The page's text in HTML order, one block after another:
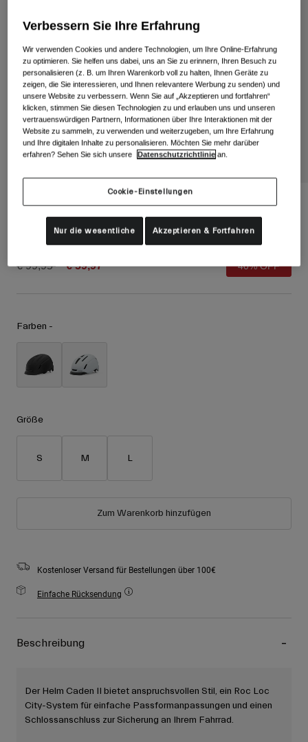
Rennrad Schuhe
Mountainbike Schuhe
Gravel Schuhe
Alle anzeigen
Rennrad Bekleidung
Mountainbike Bekleidung
Handschuhe
Schutzbrillen
Ski
Snowboard
Mit austauschbaren Gläsern
Damen
Kinder
Alle anzeigen
Verwendungszweck
Caden II Helm
34766
Price reduced from
€ 99,95to€ 59,97 40% OFF
Farben -
Größe
S M L
Zum Warenkorb hinzufügen
Kostenloser Versand für Bestellungen über 100€
Einfache Rücksendung
Beschreibung
Der Helm Caden II bietet anspruchsvollen Stil, ein Roc Loc
City-System für einfache Passformanpassungen und einen
Schlossanschluss zur Sicherung an Ihrem Fahrrad.
Verbessern Sie Ihre Erfahrung
Wir verwenden Cookies und andere Technologien, um Ihre Online-Erfahrung
zu optimieren. Sie helfen uns dabei, uns an Sie zu erinnern, Ihren Besuch zu
personalisieren (z. B. um Ihren Warenkorb voll zu halten, Ihnen Geräte zu
zeigen, die Sie interessieren, und Ihnen relevantere Werbung zu senden) und
unsere Website zu verbessern. Wenn Sie auf „Akzeptieren und fortfahren“
klicken, stimmen Sie diesen Technologien zu und erlauben uns und unseren
vertrauenswürdigen Partnern, Informationen über Ihre Interaktionen mit der
Website zu sammeln, zu verwenden und weiterzugeben, um Ihre Erfahrung
und Ihre digitalen Inhalte zu personalisieren. Möchten Sie mehr darüber
erfahren? Sehen Sie sich unsere
Datenschutzrichtlinie an.
Cookie-Einstellungen
Nur die wesentliche Akzeptieren & Fortfahren